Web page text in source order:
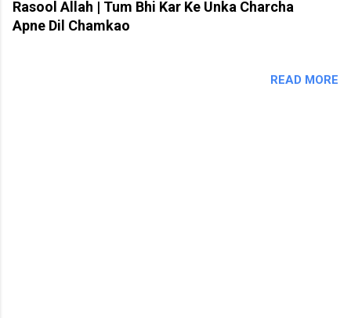
Rasool Allah | Tum Bhi Kar Ke Unka Charcha
Apne Dil Chamkao
READ MORE